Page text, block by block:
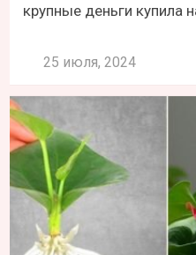
крупные деньги купила
25 июля, 2024